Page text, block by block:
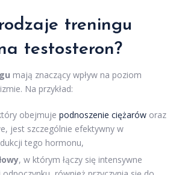
treningu
testosteron?
mają znaczący wpływ na poziom
Na przykład:
obejmuje podnoszenie ciężarów oraz
jest szczególnie efektywny w
tego hormonu,
, w którym łączy się intensywne